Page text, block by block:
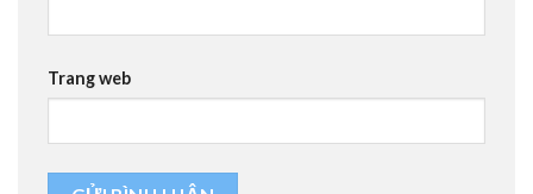
Trang web